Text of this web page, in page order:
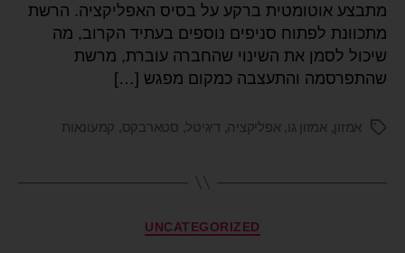
מתבצע אוטומטית ברקע על בסיס האפליקציה. הרשת
מתכוונת לפתוח סניפים נוספים בעתיד הקרוב, מה
שיכול לסמן את השינוי שהחברה עוברת, מרשת
שהתפרסמה והתעצבה כמקום מפגש […]
אמזון , אמזון גו , אפליקציה,דיגיטל, סטארבקס, קמעונאות
UNCATEGORIZED